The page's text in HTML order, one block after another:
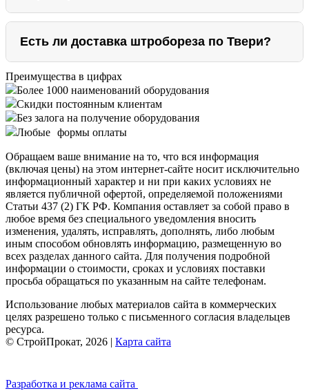
Есть ли доставка штробореза по Твери?
Преимущества в цифрах
Более 1000 наименований оборудования
Скидки постоянным клиентам
Без залога на получение оборудования
Любые формы оплаты
Обращаем ваше внимание на то, что вся информация
(включая цены) на этом интернет-сайте носит исключительно
информационный характер и ни при каких условиях не
является публичной офертой, определяемой положениями
Статьи 437 (2) ГК РФ. Компания оставляет за собой право в
любое время без специального уведомления вносить
изменения, удалять, исправлять, дополнять, либо любым
иным способом обновлять информацию, размещенную во
всех разделах данного сайта. Для получения подробной
информации о стоимости, сроках и условиях поставки
просьба обращаться по указанным на сайте телефонам.
Использование любых материалов сайта в коммерческих
целях разрешено только с письменного согласия владельцев
ресурса.
© СтройПрокат, 2026 | Карта сайта
Разработка и реклама сайта